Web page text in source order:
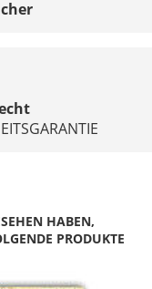
HABEN,
PRODUKTE